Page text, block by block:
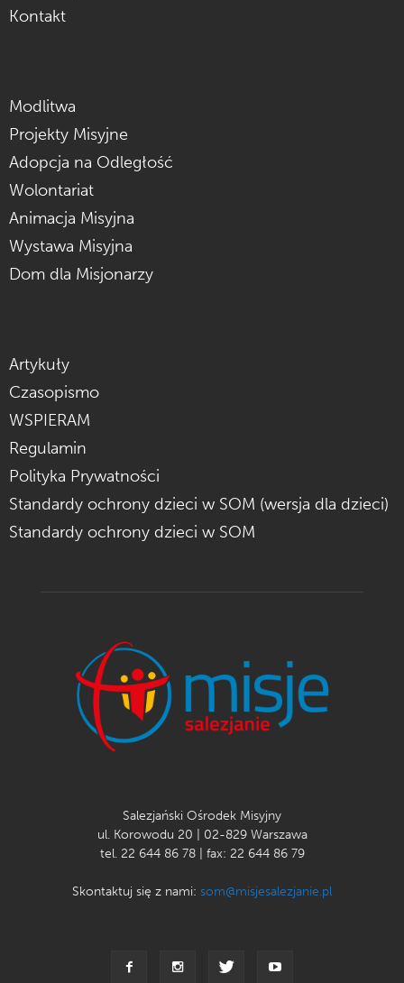
Kontakt
Modlitwa
Projekty Misyjne
Adopcja na Odległość
Wolontariat
Animacja Misyjna
Wystawa Misyjna
Dom dla Misjonarzy
Artykuły
Czasopismo
WSPIERAM
Regulamin
Polityka Prywatności
Standardy ochrony dzieci w SOM (wersja dla dzieci)
Standardy ochrony dzieci w SOM
Salezjański Ośrodek Misyjny
ul. Korowodu 20 | 02-829 Warszawa
tel. 22 644 86 78 | fax: 22 644 86 79
Skontaktuj się z nami: som@misjesalezjanie.pl